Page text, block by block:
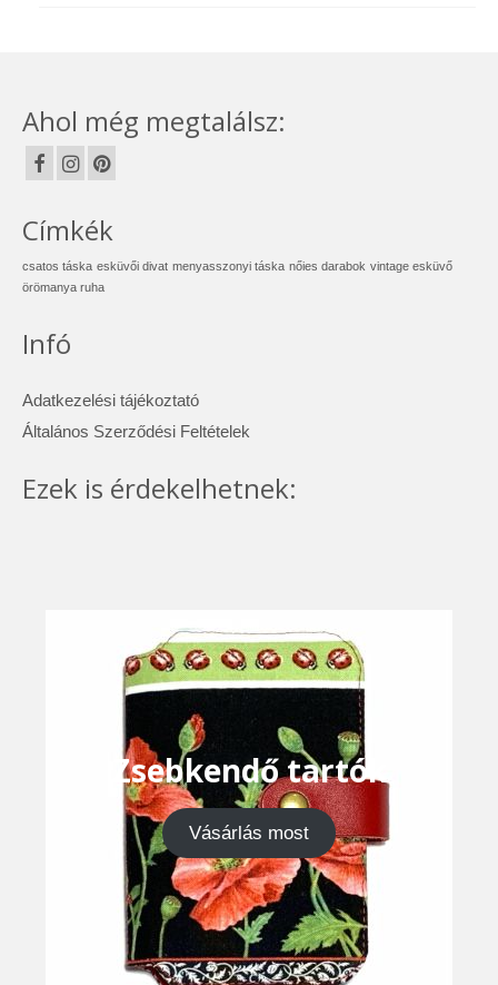
Ahol még megtalálsz:
Címkék
csatos táska esküvői divat menyasszonyi táska nőies darabok vintage esküvő
örömanya ruha
Infó
Adatkezelési tájékoztató
Általános Szerződési Feltételek
Ezek is érdekelhetnek:
Zsebkendő tartók
Vásárlás most